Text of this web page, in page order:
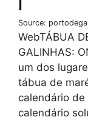
Source:
WebTÁBUA
GALINHAS:
um dos
tábua de
calendário de
calendário